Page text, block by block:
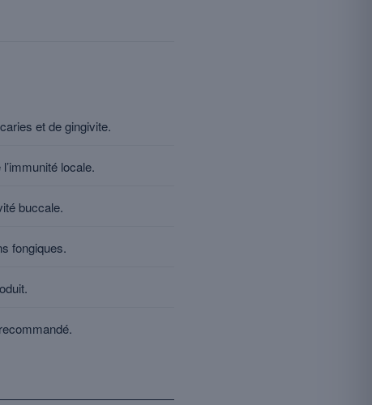
et de gingivite.
locale.
buccale.
fongiques.